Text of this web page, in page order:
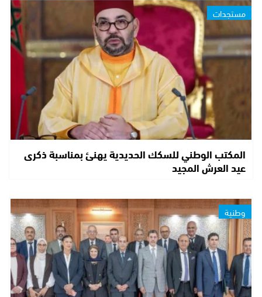
مستجدات
المكتب الوطني للسكك الحديدية يهنئ بمناسبة ذكرى
عيد العرش المجيد
وطنية